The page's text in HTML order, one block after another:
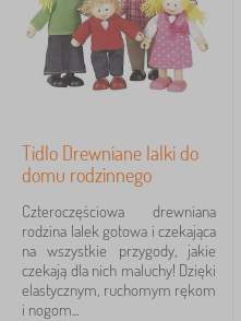
Tidlo Drewniane lalki do
domu rodzinnego
Czteroczęściowa drewniana
rodzina lalek gotowa i czekająca
na wszystkie przygody, jakie
czekają dla nich maluchy! Dzięki
elastycznym, ruchomym rękom
i nogom...